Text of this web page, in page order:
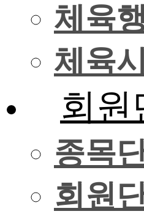
체육
체육
회원
종목
회원